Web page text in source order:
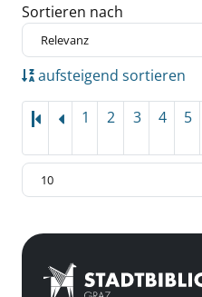
Zu den Suchfiltern springen
Sortieren nach
aufsteigend sortieren
1 2 3 4 5